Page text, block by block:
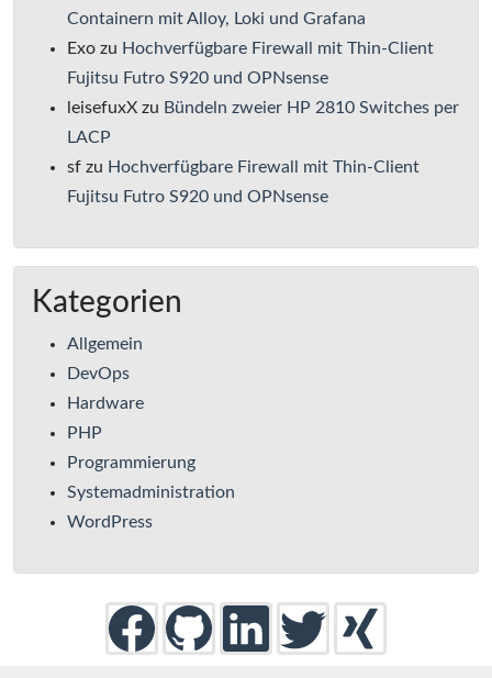
Containern mit Alloy, Loki und Grafana
Exo zu Hochverfügbare Firewall mit Thin-Client
Fujitsu Futro S920 und OPNsense
leisefuxX zu Bündeln zweier HP 2810 Switches per
LACP
sf zu Hochverfügbare Firewall mit Thin-Client
Fujitsu Futro S920 und OPNsense
Kategorien
Allgemein
DevOps
Hardware
PHP
Programmierung
Systemadministration
WordPress